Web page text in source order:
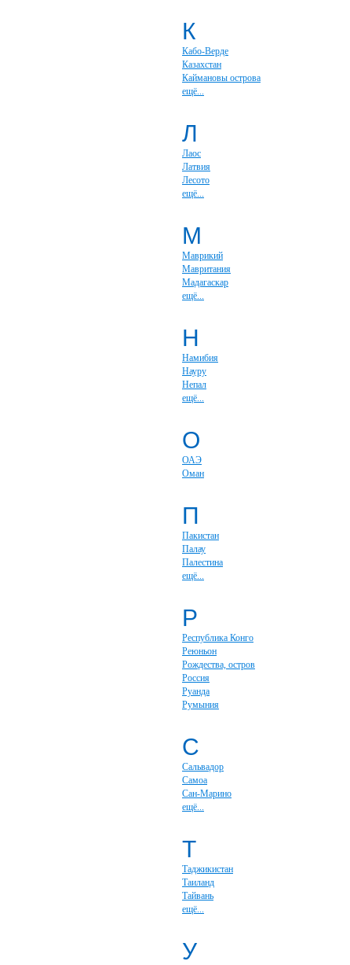
К
Кабо-Верде
Казахстан
Каймановы острова
ещё...
Л
Лаос
Латвия
Лесото
ещё...
М
Маврикий
Мавритания
Мадагаскар
ещё...
Н
Намибия
Науру
Непал
ещё...
О
ОАЭ
Оман
П
Пакистан
Палау
Палестина
ещё...
Р
Республика Конго
Реюньон
Рождества, остров
Россия
Руанда
Румыния
С
Сальвадор
Самоа
Сан-Марино
ещё...
Т
Таджикистан
Таиланд
Тайвань
ещё...
У